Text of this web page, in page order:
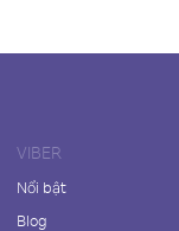
VIBER
Nổi bật
Blog